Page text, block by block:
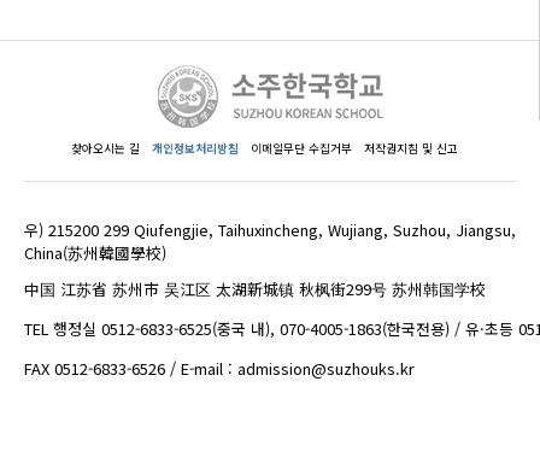
찾아오시는 길 개인정보처리방침 이메일무단 수집거부 저작권지침 및 신고
우) 215200 299 Qiufengjie, Taihuxincheng, Wujiang, Suzhou, Jiangsu,
China(苏州韓國學校)
中国 江苏省 苏州市 吴江区 太湖新城镇 秋枫街299号 苏州韩国学校
TEL 행정실 0512-6833-6525(중국 내), 070-4005-1863(한국전용) / 유·초등
FAX 0512-6833-6526 / E-mail : admission@suzhouks.kr